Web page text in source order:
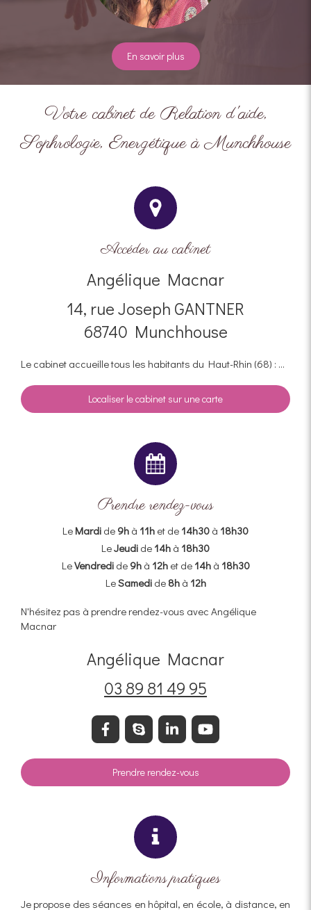
En savoir plus
Votre cabinet de Relation d'aide,
Sophrologie, Energétique à Munchhouse
Accéder au cabinet
Angélique Macnar
14, rue Joseph GANTNER
68740 Munchhouse
Le cabinet accueille tous les habitants du Haut-Rhin (68) : ...
Localiser le cabinet sur une carte
Prendre rendez-vous
Le Mardi de 9h à 11h et de 14h30 à 18h30
LeJeudi de 14h à 18h30
LeVendredide 9hà 12het de 14hà 18h30
LeSamedide 8hà 12h
N'hésitez pas à prendre rendez-vous avec Angélique
Macnar
Angélique Macnar
03 89 81 49 95
Prendre rendez-vous
Informations pratiques
Je propose des séances en hôpital, en école, à distance, en